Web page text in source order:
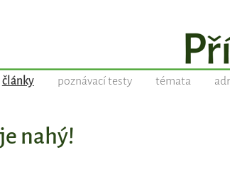
články poznávací testy témata
nahý!